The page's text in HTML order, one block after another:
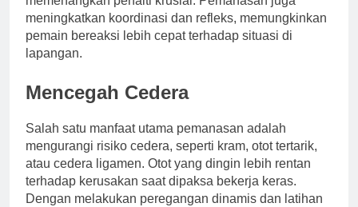
meningkatkan koordinasi dan refleks, memungkinkan
pemain bereaksi lebih cepat terhadap situasi di
lapangan.
Mencegah Cedera
Salah satu manfaat utama pemanasan adalah
mengurangi risiko cedera, seperti kram, otot tertarik,
atau cedera ligamen. Otot yang dingin lebih rentan
terhadap kerusakan saat dipaksa bekerja keras.
Dengan melakukan peregangan dinamis dan latihan